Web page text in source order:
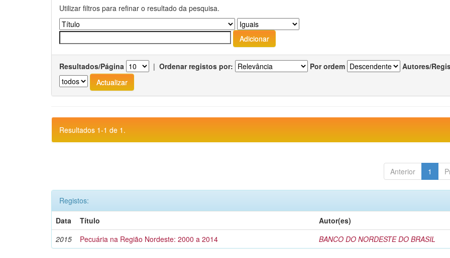
Utilizar filtros para refinar o resultado da pesquisa.
Resultados/Página | Ordenar registos por: Por ordem Autores/
Resultados 1-1 de 1.
Anterior 1
Registos:
Data
Título
Autor(es)
2015
Pecuária na Região Nordeste: 2000 a 2014 BANCO DO NORDESTE DO BRASIL